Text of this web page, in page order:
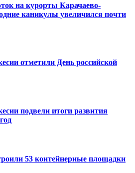
на курорты Карачаево-
каникулы увеличился почти
отметили День российской
подвели итоги развития
53 контейнерные площадки